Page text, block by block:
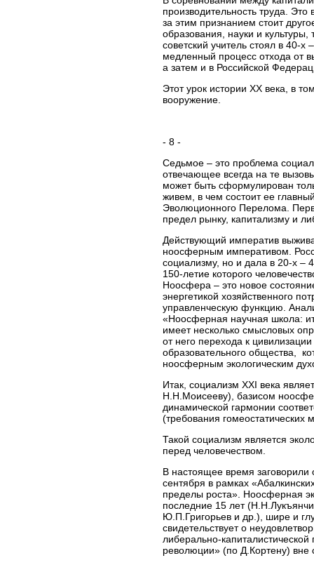
производительность труда.
за этим признанием стоит
образования, науки и
советский учитель стоял в 40-
медленный процесс отхода от
а затем и в Российской
Этот урок истории ХХ века, в
вооружение.
- 8 -
Седьмое – это проблема
отвечающее всегда на те
может быть сформулирован
живем, в чем состоит ее
Эволюционного Перелома.
предел рынку, капитализму и
Действующий императив
ноосферным императивом.
социализму, но и дала в 20-х –
150-летие которого
Ноосфера – это новое
энергетикой хозяйственного
управленческую функцию.
«Ноосферная научная школа:
имеет несколько смысловых
от него перехода к
образовательного общества,
ноосферным экологическим
Итак, социализм XXI века
Н.Н.Моисееву), базисом
динамической гармонии
(требования
Такой социализм является
перед человечеством.
В настоящее время заговорили
сентября в рамках
пределы роста». Ноосферная
последние 15 лет
Ю.П.Григорьев и др.), шире и
свидетельствует о
либерально-
революции» (по Д.Кортену) вне